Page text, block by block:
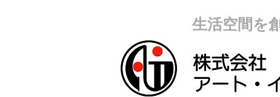
生活空間を